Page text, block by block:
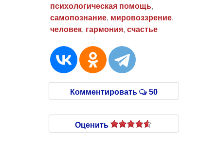
психологическая помощь,
самопознание, мировоззрение,
человек, гармония, счастье
Комментировать 50
Оценить